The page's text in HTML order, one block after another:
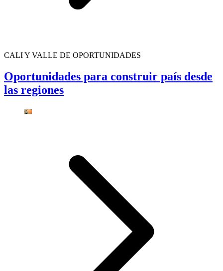
CALI Y VALLE DE OPORTUNIDADES
Oportunidades para construir país desde
las regiones